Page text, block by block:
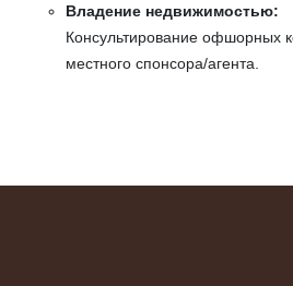
Владение недвижимостью:
Консультирование офшорных
местного спонсора/агента.